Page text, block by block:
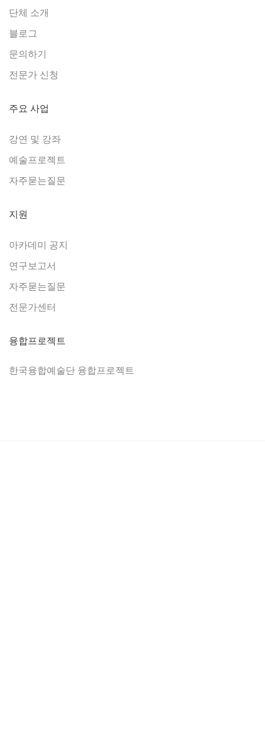
단체 소개
블로그
문의하기
전문가 신청
주요 사업
강연 및 강좌
예술프로젝트
자주묻는질문
지원
아카데미 공지
연구보고서
자주묻는질문
전문가센터
융합프로젝트
한국융합예술단 융합프로젝트